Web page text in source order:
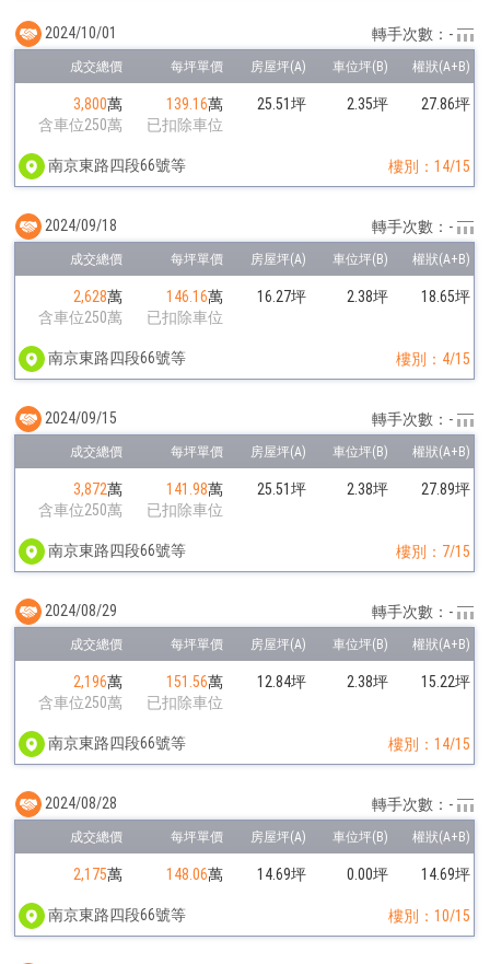
3,800萬
含車位250萬
139.16萬
已扣除車位
25.51坪 2.35坪 27.86坪
南京東路四段66號等 樓別：14/15
2024/10/01 轉手次數：-
2,628萬
含車位250萬
146.16萬
已扣除車位
16.27坪 2.38坪 18.65坪
南京東路四段66號等 樓別：4/15
2024/09/18 轉手次數：-
3,872萬
含車位250萬
141.98萬
已扣除車位
25.51坪 2.38坪 27.89坪
南京東路四段66號等 樓別：7/15
2024/09/15 轉手次數：-
2,196萬
含車位250萬
151.56萬
已扣除車位
12.84坪 2.38坪 15.22坪
南京東路四段66號等 樓別：14/15
2024/08/29 轉手次數：-
2,175萬 148.06萬 14.69坪 0.00坪 14.69坪
南京東路四段66號等 樓別：10/15
2024/08/28 轉手次數：-